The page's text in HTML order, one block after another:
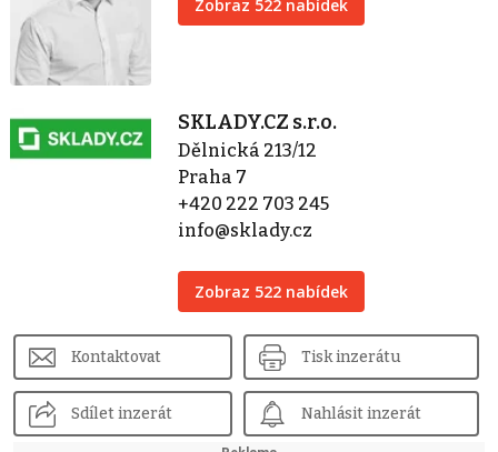
Zobraz 522 nabídek
SKLADY.CZ s.r.o.
Dělnická 213/12
Praha 7
+420 222 703 245
info@sklady.cz
Zobraz 522 nabídek
Kontaktovat Tisk inzerátu
Sdílet inzerát Nahlásit inzerát